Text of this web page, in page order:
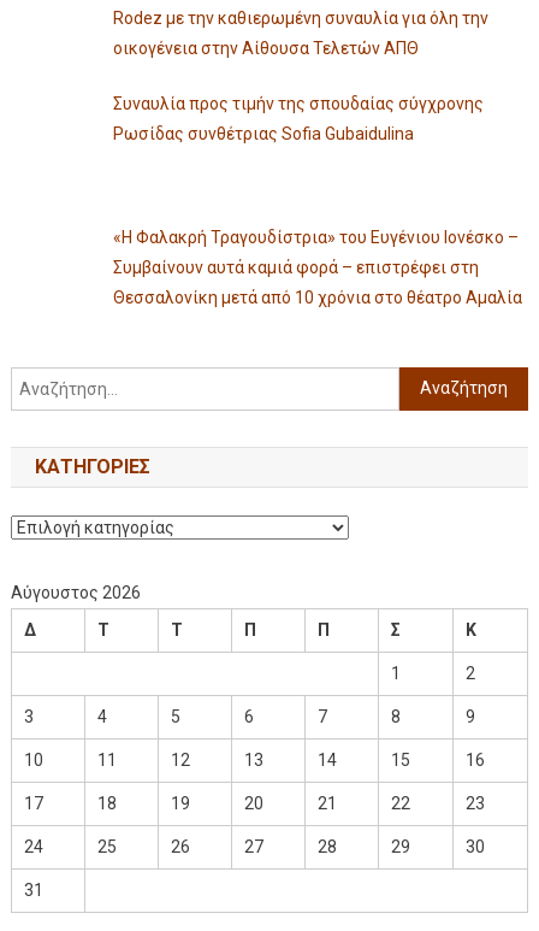
Rodez με την καθιερωμένη συναυλία για όλη την
οικογένεια στην Αίθουσα Τελετών ΑΠΘ
Συναυλία προς τιμήν της σπουδαίας σύγχρονης
Ρωσίδας συνθέτριας Sofia Gubaidulina
«Η Φαλακρή Τραγουδίστρια» του Ευγένιου Ιονέσκο –
Συμβαίνουν αυτά καμιά φορά – επιστρέφει στη
Θεσσαλονίκη μετά από 10 χρόνια στο θέατρο Αμαλία
KΑΤΗΓΟΡΊΕΣ
Αύγουστος 2026
Δ
Τ Τ Π Π Σ Κ
1 2
3 4 5 6 7 8 9
10 11 12 13 14 15 16
17 18 19 20 21 22 23
24 25 26 27 28 29 30
31